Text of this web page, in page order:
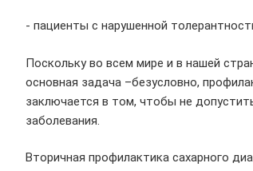
- пациенты с нарушенной
Поскольку во всем мире и в нашей
основная задача –безусловно,
заключается в том, чтобы не
заболевания.
Вторичная профилактика сахарного